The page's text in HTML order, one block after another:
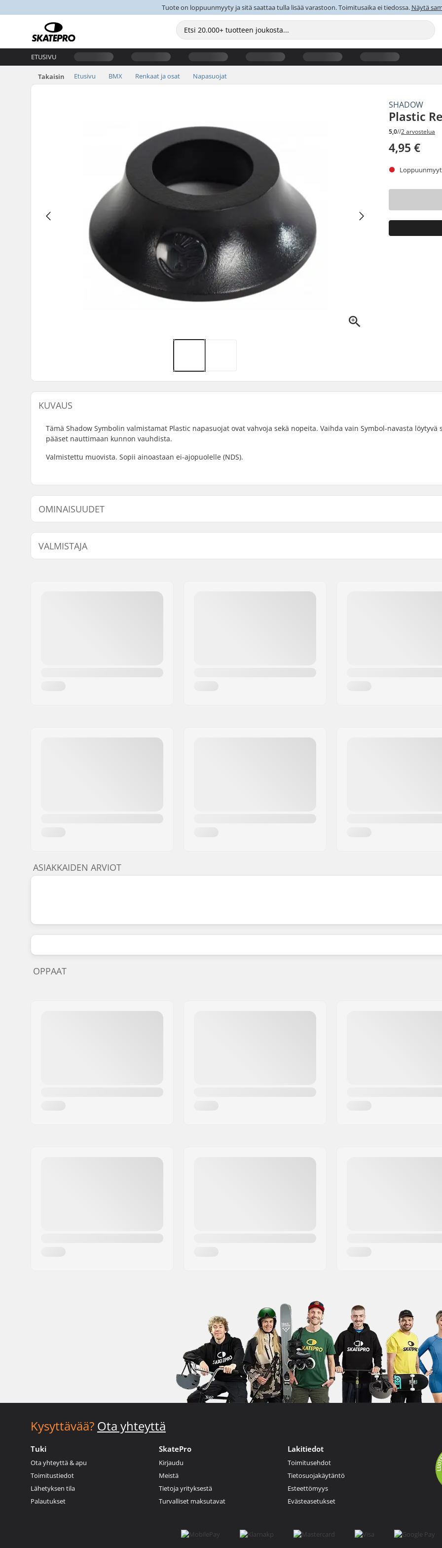
Tuote on loppuunmyyty ja sitä saattaa tulla lisää varastoon. Toimitusaika ei tiedossa. Näytä
ETUSIVU
Takaisin Etusivu BMX Renkaat ja osat Napasuojat
SHADOW
Plastic
5,0//2 arvostelua
4,95 €
KUVAUS
Tämä Shadow Symbolin valmistamat Plastic napasuojat ovat vahvoja sekä nopeita. Vaihda vain Symbol-navasta löytyvä
pääset nauttimaan kunnon vauhdista.
Valmistettu muovista. Sopii ainoastaan ei-ajopuolelle (NDS).
OMINAISUUDET
Akselin halkaisija:
14mm
Driver-puoli:
Paino:
VALMISTAJA
ASIAKKAIDEN ARVIOT
OPPAAT
Kysyttävää? Ota yhteyttä
Tuki
Ota yhteyttä & apu
Toimitustiedot
Lähetyksen tila
Palautukset
SkatePro
Kirjaudu
Meistä
Tietoja yrityksestä
Turvalliset maksutavat
Lakitiedot
Toimitusehdot
Tietosuojakäytäntö
Esteettömyys
Evästeasetukset